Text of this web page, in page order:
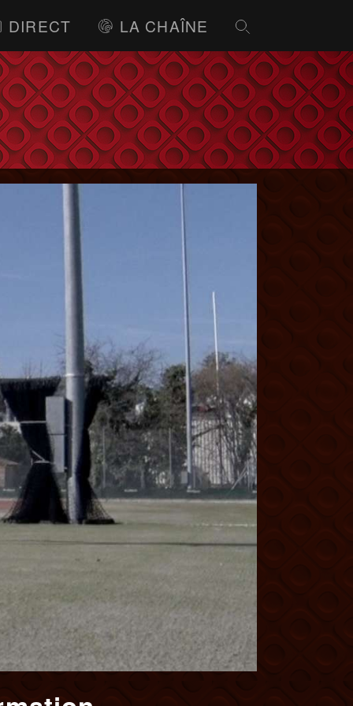
DIRECT LA CHAÎNE